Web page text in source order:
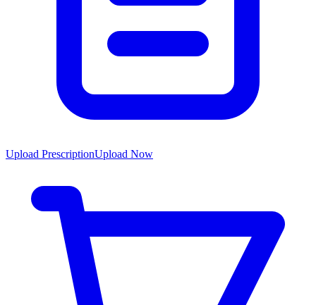
Upload PrescriptionUpload Now